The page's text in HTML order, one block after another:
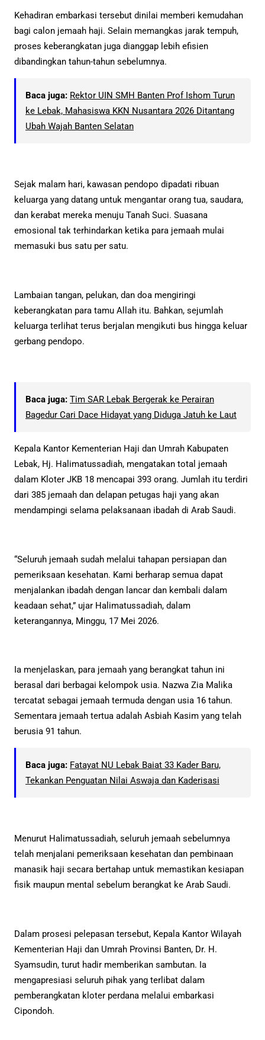
Kehadiran embarkasi tersebut dinilai memberi kemudahan
bagi calon jemaah haji. Selain memangkas jarak tempuh,
proses keberangkatan juga dianggap lebih efisien
dibandingkan tahun-tahun sebelumnya.
Baca juga: Rektor UIN SMH Banten Prof Ishom Turun
ke Lebak, Mahasiswa KKN Nusantara 2026 Ditantang
Ubah Wajah Banten Selatan
Sejak malam hari, kawasan pendopo dipadati ribuan
keluarga yang datang untuk mengantar orang tua, saudara,
dan kerabat mereka menuju Tanah Suci. Suasana
emosional tak terhindarkan ketika para jemaah mulai
memasuki bus satu per satu.
Lambaian tangan, pelukan, dan doa mengiringi
keberangkatan para tamu Allah itu. Bahkan, sejumlah
keluarga terlihat terus berjalan mengikuti bus hingga keluar
gerbang pendopo.
Baca juga: Tim SAR Lebak Bergerak ke Perairan
Bagedur Cari Dace Hidayat yang Diduga Jatuh ke Laut
Kepala Kantor Kementerian Haji dan Umrah Kabupaten
Lebak, Hj. Halimatussadiah, mengatakan total jemaah
dalam Kloter JKB 18 mencapai 393 orang. Jumlah itu terdiri
dari 385 jemaah dan delapan petugas haji yang akan
mendampingi selama pelaksanaan ibadah di Arab Saudi.
“Seluruh jemaah sudah melalui tahapan persiapan dan
pemeriksaan kesehatan. Kami berharap semua dapat
menjalankan ibadah dengan lancar dan kembali dalam
keadaan sehat,” ujar Halimatussadiah, dalam
keterangannya, Minggu, 17 Mei 2026.
Ia menjelaskan, para jemaah yang berangkat tahun ini
berasal dari berbagai kelompok usia. Nazwa Zia Malika
tercatat sebagai jemaah termuda dengan usia 16 tahun.
Sementara jemaah tertua adalah Asbiah Kasim yang telah
berusia 91 tahun.
Baca juga: Fatayat NU Lebak Baiat 33 Kader Baru,
Tekankan Penguatan Nilai Aswaja dan Kaderisasi
Menurut Halimatussadiah, seluruh jemaah sebelumnya
telah menjalani pemeriksaan kesehatan dan pembinaan
manasik haji secara bertahap untuk memastikan kesiapan
fisik maupun mental sebelum berangkat ke Arab Saudi.
Dalam prosesi pelepasan tersebut, Kepala Kantor Wilayah
Kementerian Haji dan Umrah Provinsi Banten, Dr. H.
Syamsudin, turut hadir memberikan sambutan. Ia
mengapresiasi seluruh pihak yang terlibat dalam
pemberangkatan kloter perdana melalui embarkasi
Cipondoh.